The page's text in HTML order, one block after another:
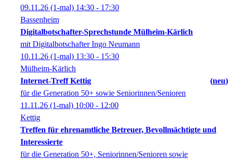
09.11.26 (1-mal) 14:30 - 17:30
Bassenheim
Digitalbotschafter-Sprechstunde Mülheim-Kärlich
mit Digitalbotschafter Ingo Neumann
10.11.26 (1-mal) 13:30 - 15:30
Mülheim-Kärlich
Internet-Treff Kettig
neu
für die Generation 50+ sowie Seniorinnen/Senioren
11.11.26 (1-mal) 10:00 - 12:00
Kettig
Treffen für ehrenamtliche Betreuer, Bevollmächtigte und
Interessierte
für die Generation 50+, Seniorinnen/Senioren sowie